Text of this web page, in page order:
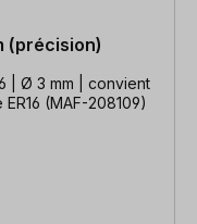
(précision)
| Ø 3 mm | convient
(MAF-208109)